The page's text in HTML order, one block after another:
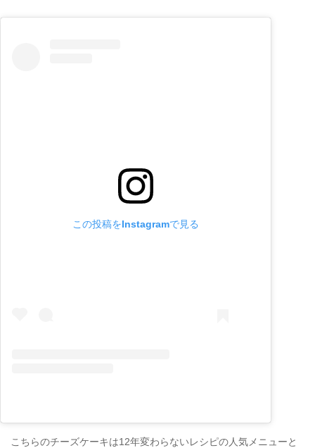
この投稿をInstagramで見る
こちらのチーズケーキは12年変わらないレシピの人気メニューと